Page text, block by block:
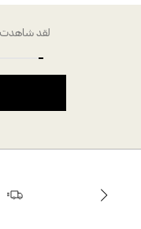
لقد شاهدت 40 من 1,307 من المنتجات